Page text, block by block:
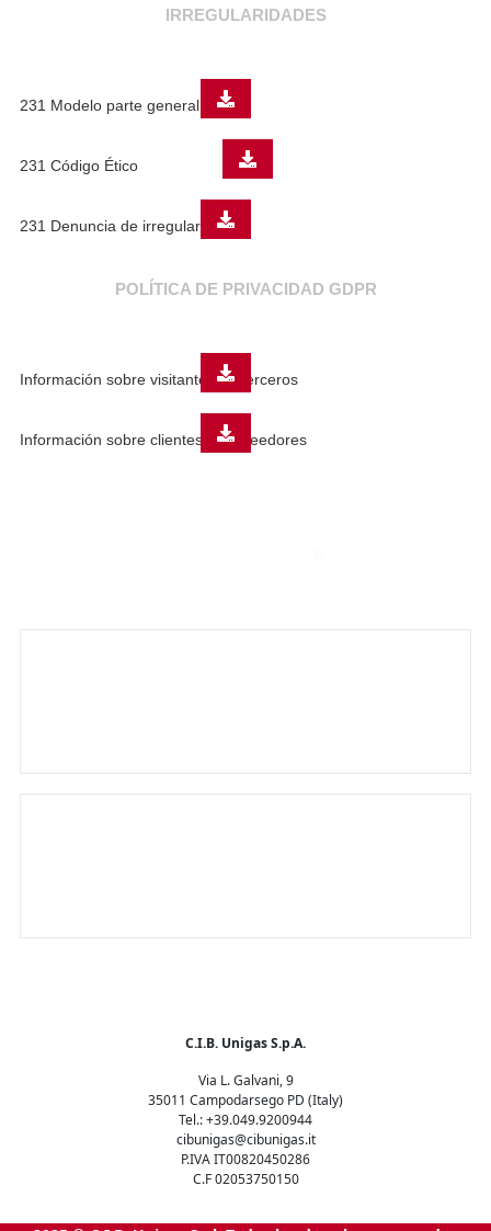
IRREGULARIDADES
231 Modelo parte general
231 Código Ético
231 Denuncia de irregularidades
POLÍTICA DE PRIVACIDAD GDPR
Información sobre visitantes de terceros
Información sobre clientes y proveedores
C.I.B. Unigas S.p.A.
Via L. Galvani, 9
35011 Campodarsego PD (Italy)
Tel.: +39.049.9200944
cibunigas@cibunigas.it
P.IVA IT00820450286
C.F 02053750150